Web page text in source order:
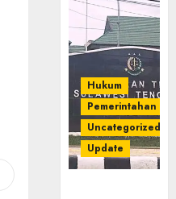
Hukum
Pemerintahan
Uncategorized
Update